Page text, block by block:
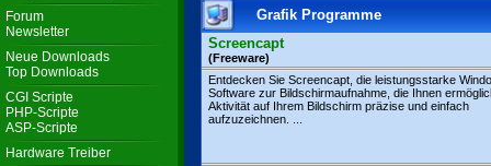
Forum
Newsletter
Neue Downloads
Top Downloads
CGI Scripte
PHP-Scripte
ASP-Scripte
Hardware Treiber
Grafik Programme
Screencapt
(Freeware)
Entdecken Sie Screencapt, die leistungsstarke
Software zur Bildschirmaufnahme, die Ihnen
Aktivität auf Ihrem Bildschirm präzise und einfach
aufzuzeichnen. ...